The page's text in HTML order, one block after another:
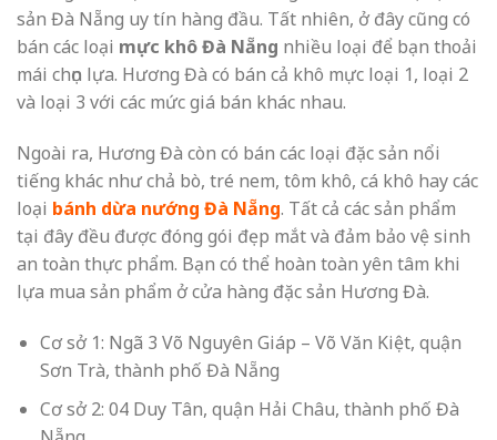
sản Đà Nẵng uy tín hàng đầu. Tất nhiên, ở đây cũng có
bán các loại mực khô Đà Nẵng nhiều loại để bạn thoải
mái chọn lựa. Hương Đà có bán cả khô mực loại 1, loại 2
và loại 3 với các mức giá bán khác nhau.
Ngoài ra, Hương Đà còn có bán các loại đặc sản nổi
tiếng khác như chả bò, tré nem, tôm khô, cá khô hay các
loại bánh dừa nướng Đà Nẵng. Tất cả các sản phẩm
tại đây đều được đóng gói đẹp mắt và đảm bảo vệ sinh
an toàn thực phẩm. Bạn có thể hoàn toàn yên tâm khi
lựa mua sản phẩm ở cửa hàng đặc sản Hương Đà.
Cơ sở 1: Ngã 3 Võ Nguyên Giáp – Võ Văn Kiệt, quận
Sơn Trà, thành phố Đà Nẵng
Cơ sở 2: 04 Duy Tân, quận Hải Châu, thành phố Đà